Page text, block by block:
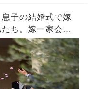
息子の結婚式で嫁
ち。嫁一家会社
任案を出すと